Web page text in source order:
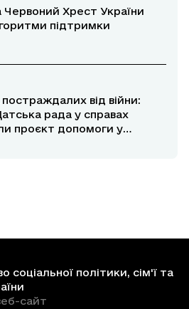
Червоний Хрест України
підтримки
від війни:
рада у справах
проєкт допомоги у
соціальної політики, сім'ї та
сайт